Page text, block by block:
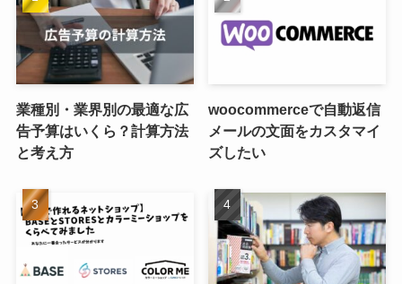
業種別・業界別の最適な広
告予算はいくら？計算方法
と考え方
woocommerceで自動返信
メールの文面をカスタマイ
ズしたい